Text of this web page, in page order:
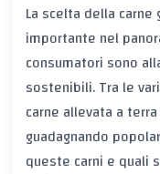
La scelta della
importante nel
consumatori sono
sostenibili. Tra le
carne allevata a
guadagnando
queste carni e quali